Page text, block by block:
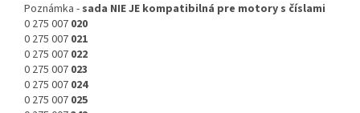
Poznámka - sada NIE JE kompatibilná pre motory s číslami
0 275 007 020
0 275 007 021
0 275 007 022
0 275 007 023
0 275 007 024
0 275 007 025